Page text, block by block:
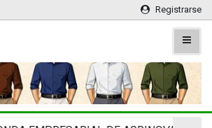
Registrarse